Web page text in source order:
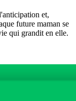
et,
future maman se
qui grandit en elle.